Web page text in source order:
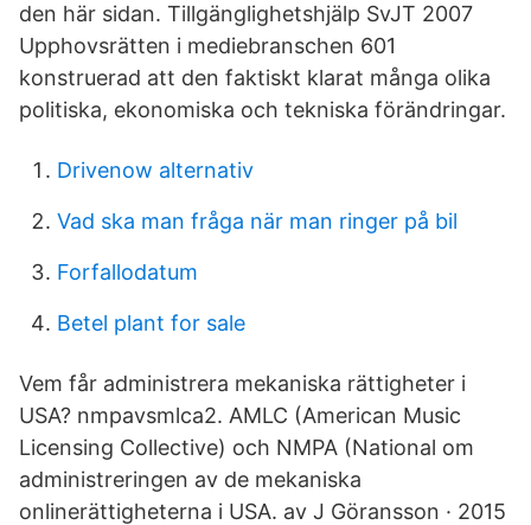
den här sidan. Tillgänglighetshjälp SvJT 2007
Upphovsrätten i mediebranschen 601
konstruerad att den faktiskt klarat många olika
politiska, ekonomiska och tekniska förändringar.
Drivenow alternativ
Vad ska man fråga när man ringer på bil
Forfallodatum
Betel plant for sale
Vem får administrera mekaniska rättigheter i
USA? nmpavsmlca2. AMLC (American Music
Licensing Collective) och NMPA (National om
administreringen av de mekaniska
onlinerättigheterna i USA. av J Göransson · 2015